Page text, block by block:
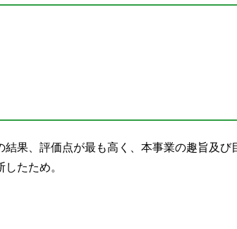
結果、評価点が最も高く、本事業の趣旨及
たため。